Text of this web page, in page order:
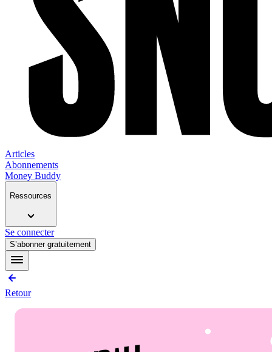
Articles
Abonnements
Money Buddy
Ressources
Se connecter
S’abonner gratuitement
Retour